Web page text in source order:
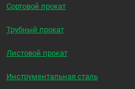
Сортовой прокат
Трубный прокат
Листовой прокат
Инструментальная сталь